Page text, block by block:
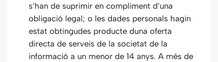
s’han de suprimir en compliment d’una
obligació legal; o les dades personals hagin
estat obtingudes producte duna oferta
directa de serveis de la societat de la
informació a un menor de 14 anys. A més de